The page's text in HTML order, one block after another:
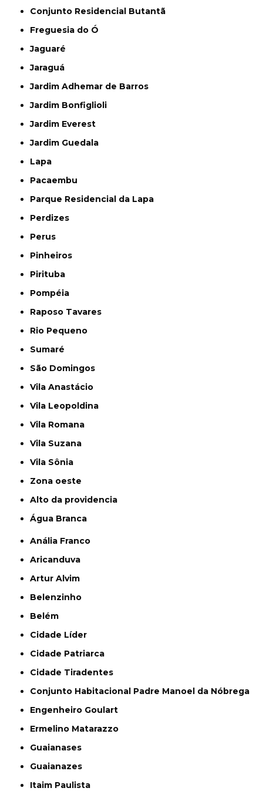
Conjunto Residencial Butantã
Freguesia do Ó
Jaguaré
Jaraguá
Jardim Adhemar de Barros
Jardim Bonfiglioli
Jardim Everest
Jardim Guedala
Lapa
Pacaembu
Parque Residencial da Lapa
Perdizes
Perus
Pinheiros
Pirituba
Pompéia
Raposo Tavares
Rio Pequeno
Sumaré
São Domingos
Vila Anastácio
Vila Leopoldina
Vila Romana
Vila Suzana
Vila Sônia
Zona oeste
alto da providencia
Água Branca
Anália Franco
Aricanduva
Artur Alvim
Belenzinho
Belém
Cidade Líder
Cidade Patriarca
Cidade Tiradentes
Conjunto Habitacional Padre Manoel da Nóbrega
Engenheiro Goulart
Ermelino Matarazzo
Guaianases
Guaianazes
Itaim Paulista